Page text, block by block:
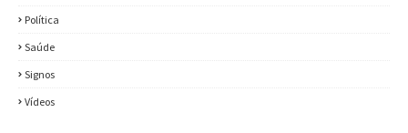
Política
Saúde
Signos
Vídeos